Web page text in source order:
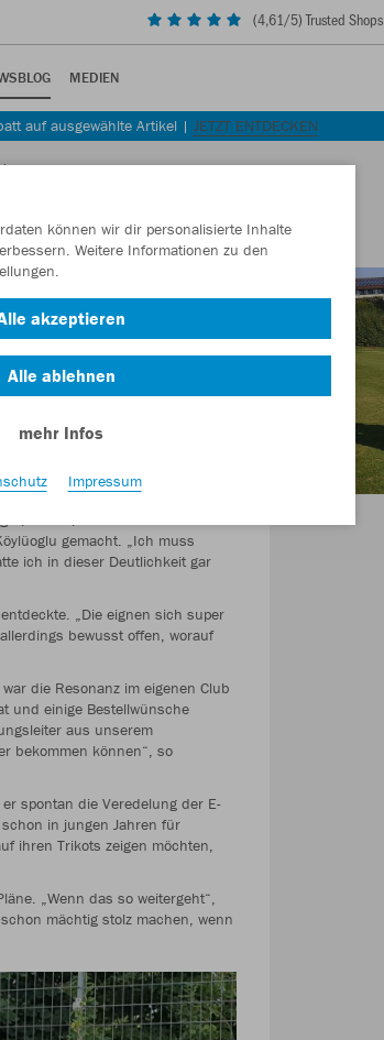
(4,61/5) Trusted Shops
MEDIEN
auf ausgewählte Artikel | JETZT ENTDECKEN
Trikots. „Toleranz. Respekt.
weißen Lettern auf ihre
gemacht. „Ich muss
ich in dieser Deutlichkeit gar
„Die eignen sich super
bewusst offen, worauf
die Resonanz im eigenen Club
und einige Bestellwünsche
aus unserem
bekommen können“, so
spontan die Veredelung der E-
in jungen Jahren für
ihren Trikots zeigen möchten,
„Wenn das so weitergeht“,
mächtig stolz machen, wenn
können wir dir personalisierte Inhalte
Weitere Informationen zu den
akzeptieren
Alle ablehnen
mehr Infos
Impressum